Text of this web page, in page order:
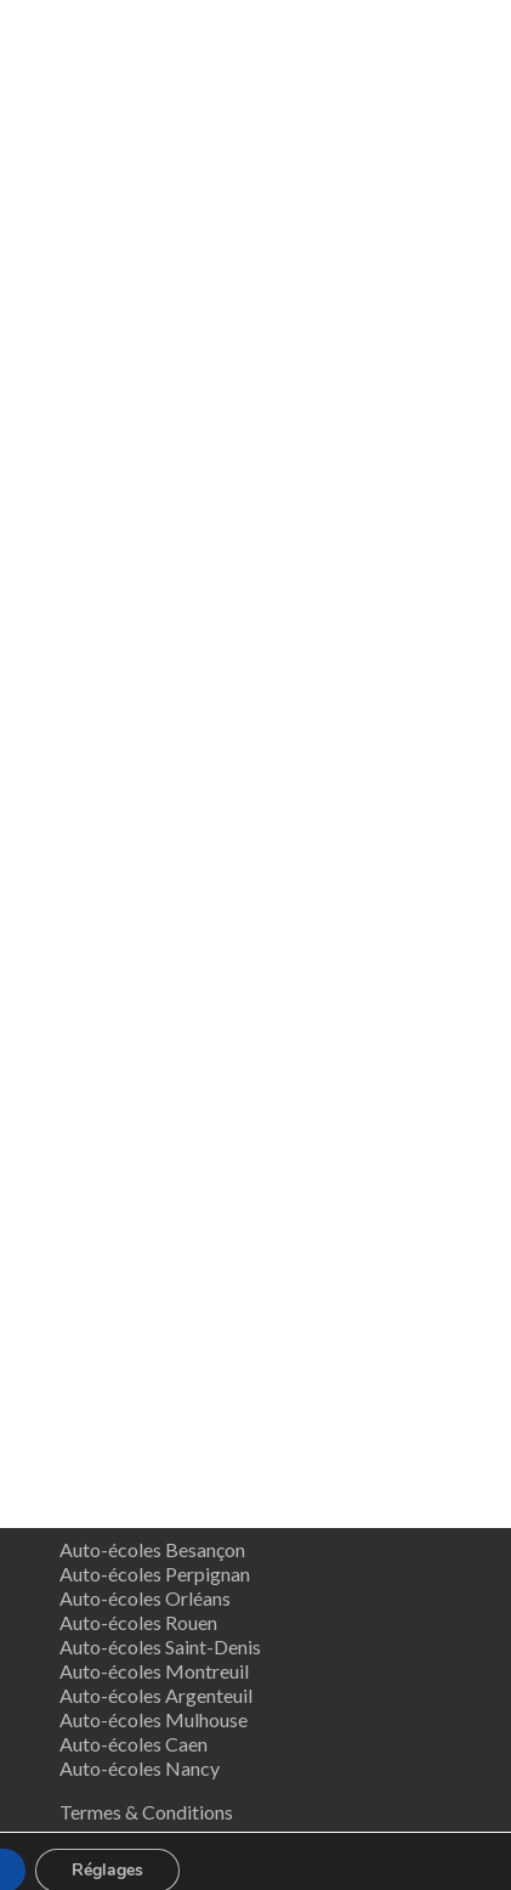
Auto-écoles Besançon
Auto-écoles Perpignan
Auto-écoles Orléans
Auto-écoles Rouen
Auto-écoles Saint-Denis
Auto-écoles Montreuil
Auto-écoles Argenteuil
Auto-écoles Mulhouse
Auto-écoles Caen
Auto-écoles Nancy
Termes & Conditions
Réglages